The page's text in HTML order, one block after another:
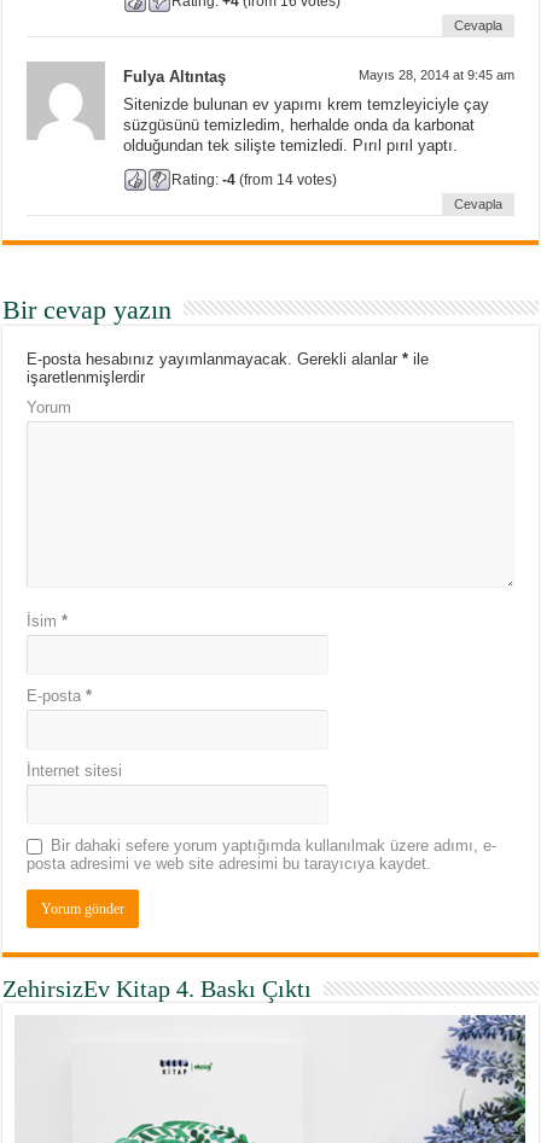
Cevapla
Fulya Altıntaş Mayıs 28, 2014 at 9:45 am
Sitenizde bulunan ev yapımı krem temzleyiciyle çay
süzgüsünü temizledim, herhalde onda da karbonat
olduğundan tek silişte temizledi. Pırıl pırıl yaptı.
Rating:-4 (from 14 votes)
Cevapla
Bir cevap yazın
E-posta hesabınız yayımlanmayacak. Gerekli alanlar* ile
işaretlenmişlerdir
Yorum
İsim*
E-posta*
İnternet sitesi
Bir dahaki sefere yorum yaptığımda kullanılmak üzere adımı, e-
posta adresimi ve web site adresimi bu tarayıcıya kaydet.
ZehirsizEv Kitap 4. Baskı Çıktı